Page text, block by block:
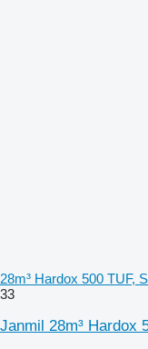
28m³ Hardox 500 TUF,
33
Janmil 28m³ Hardox